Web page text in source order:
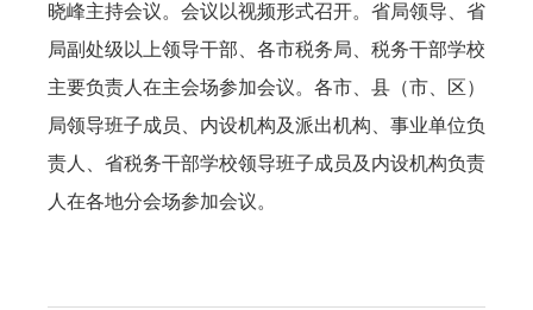
晓峰主持会议。会议以视频形式召开。省局领导、省
局副处级以上领导干部、各市税务局、税务干部学校
主要负责人在主会场参加会议。各市、县（市、区）
局领导班子成员、内设机构及派出机构、事业单位负
责人、省税务干部学校领导班子成员及内设机构负责
人在各地分会场参加会议。